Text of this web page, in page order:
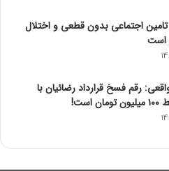
اجتماعی بدون قطعی و اختلال
است
رقم فسخ قرارداد رضائیان با